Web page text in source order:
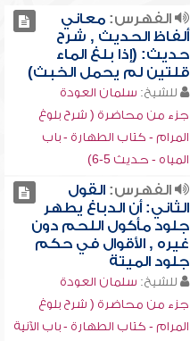
الفهرس:معاني
ألفاظ الحديث , شرح
حديث: (إذا بلغ الماء
قلتين لم يحمل الخبث)
للشيخ: سلمان العودة
جزء من محاضرة ( شرح بلوغ
المرام - كتاب الطهارة - باب
المياه - حديث 5-6)
الفهرس:القول
الثاني: أن الدباغ يطهر
جلود مأكول اللحم دون
غيره , الأقوال في حكم
جلود الميتة
للشيخ: سلمان العودة
جزء من محاضرة ( شرح بلوغ
المرام - كتاب الطهارة - باب الآنية